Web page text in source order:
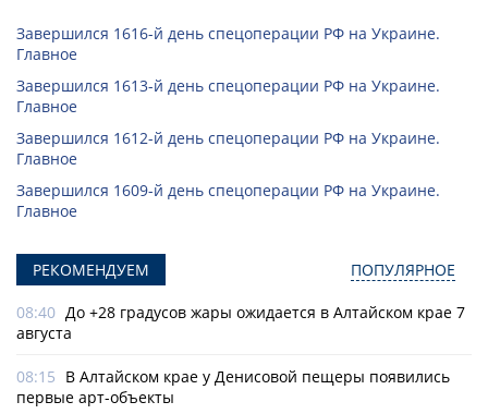
Завершился 1616-й день спецоперации РФ на Украине.
Главное
Завершился 1613-й день спецоперации РФ на Украине.
Главное
Завершился 1612-й день спецоперации РФ на Украине.
Главное
Завершился 1609-й день спецоперации РФ на Украине.
Главное
РЕКОМЕНДУЕМ ПОПУЛЯРНОЕ
08:40 До +28 градусов жары ожидается в Алтайском крае 7
августа
08:15 В Алтайском крае у Денисовой пещеры появились
первые арт-объекты